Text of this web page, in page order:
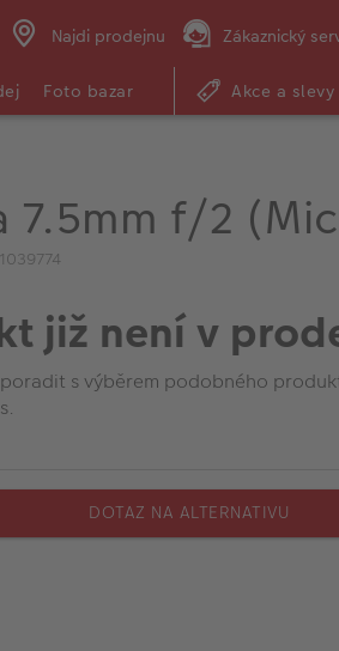
Najdi prodejnu Zákaznický
Foto bazar Akce a slevy
7.5mm f/2
již není v
s výběrem podobného
DOTAZ NA ALTERNATIVU